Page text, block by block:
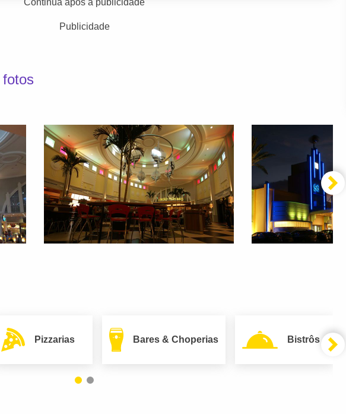
Continua após a publicidade
Publicidade
Pizzarias Bares & Choperias Bistrôs